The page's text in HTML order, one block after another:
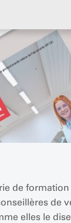
de
de
elles le